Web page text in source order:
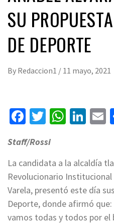
SU
DE DEPORTE
By Redaccion1 / 11 mayo, 2021
Facebook
Twitter
Staff/Rossi
La candidata a la alcaldía
Revolucionario Institucional
Varela, presentó este día
Deporte, donde afirmó
vamos todas y todos por el